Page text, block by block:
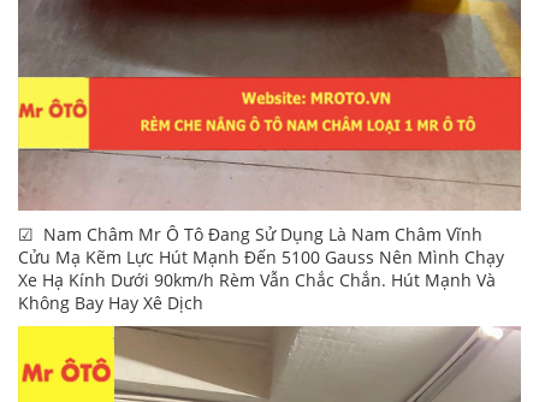
☑ Nam Châm Mr Ô Tô Đang Sử Dụng Là Nam Châm Vĩnh
Cửu Mạ Kẽm Lực Hút Mạnh Đến 5100 Gauss Nên Mình Chạy
Xe Hạ Kính Dưới 90km/h Rèm Vẫn Chắc Chắn. Hút Mạnh Và
Không Bay Hay Xê Dịch